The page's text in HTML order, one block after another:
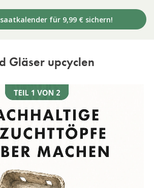
für 9,99 € sichern!
Gläser upcyclen